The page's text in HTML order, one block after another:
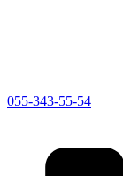
055-343-55-54